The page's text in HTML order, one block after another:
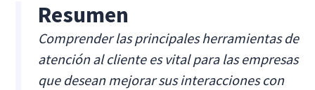
Resumen
Comprender las principales herramientas de
atención al cliente es vital para las empresas
que desean mejorar sus interacciones con